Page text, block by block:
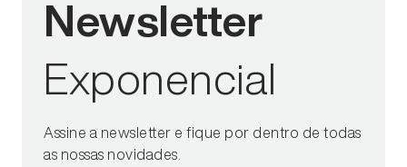
Newsletter
Exponencial
Assine a newsletter e fique por dentro de todas
as nossas novidades.